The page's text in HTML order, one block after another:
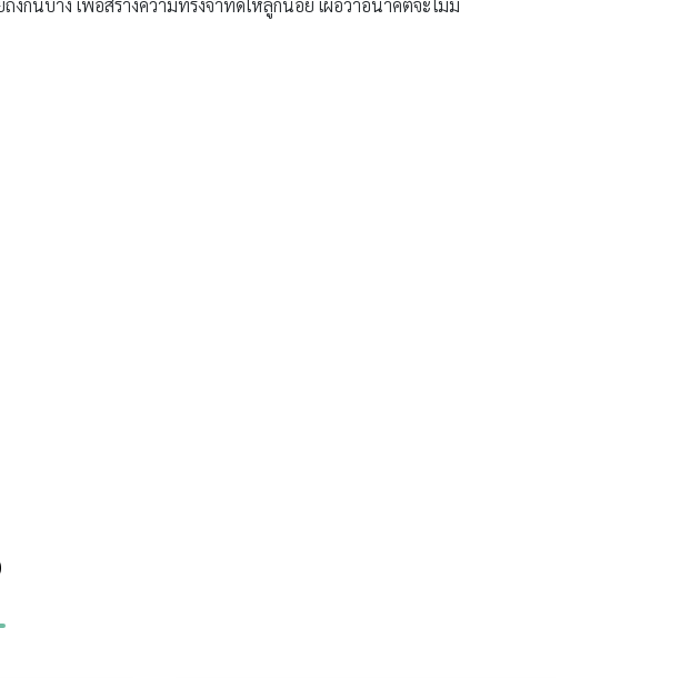
กันบ้าง เพื่อสร้างความทรงจำที่ดีให้ลูกน้อย เผื่อว่าอนาคตจะไม่มี